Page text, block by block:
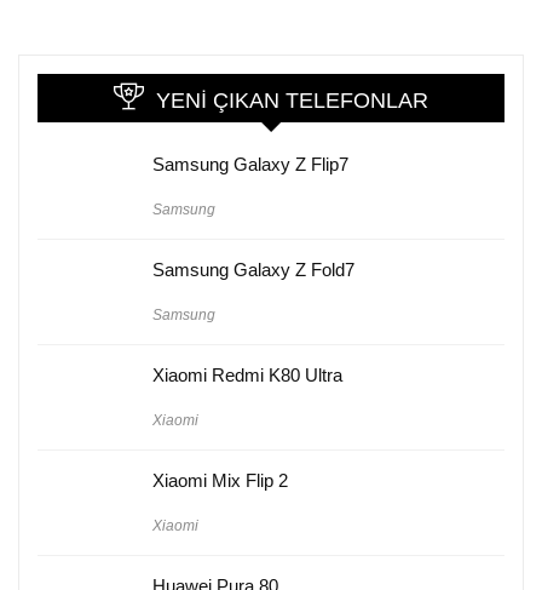
YENI ÇIKAN TELEFONLAR
Samsung Galaxy Z Flip7
Samsung
Samsung Galaxy Z Fold7
Samsung
Xiaomi Redmi K80 Ultra
Xiaomi
Xiaomi Mix Flip 2
Xiaomi